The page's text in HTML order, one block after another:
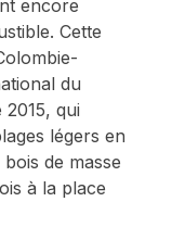
encore
Cette
du
2015, qui
légers en
de masse
à la place